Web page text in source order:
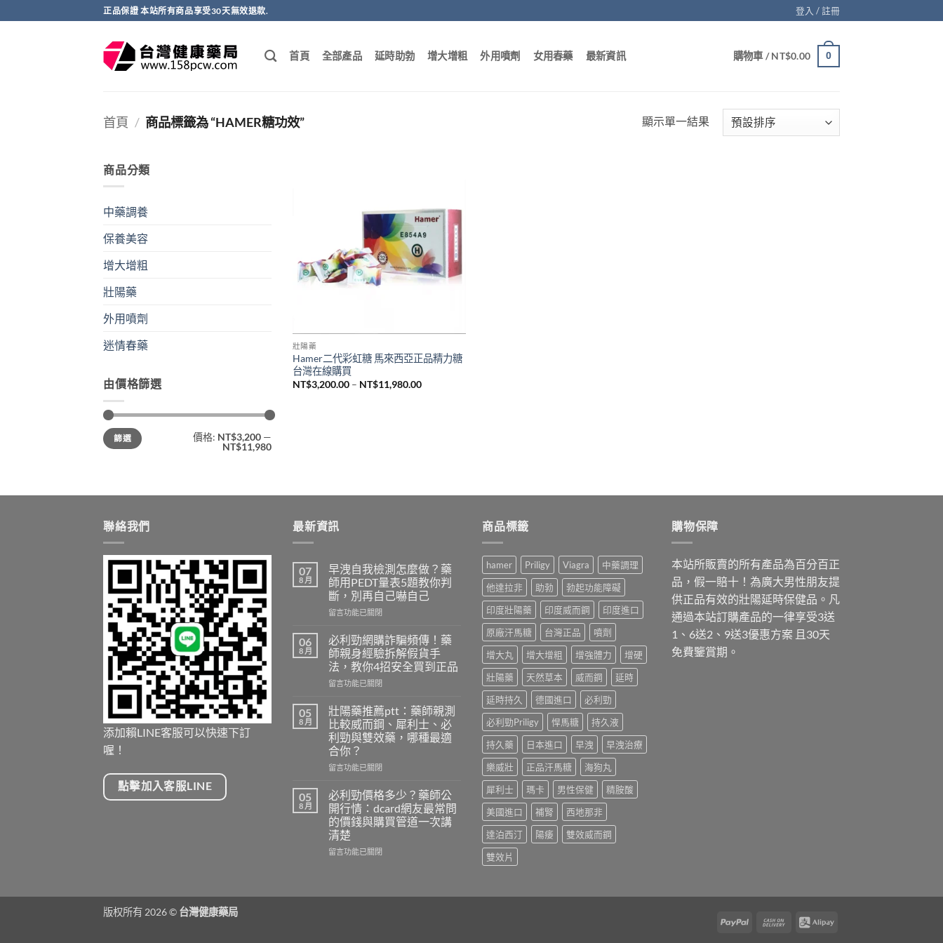
轉
正品保證 本站所有商品享受30天無效退款. 登入 / 註冊
首頁 全部產品 延時助勃 增大增粗 外用噴劑 女用春藥 最新資訊 購物車 /NT$0.00 0
首頁 / 商品標籤為 “HAMER糖功效” 顯示單一結果
商品分類
中藥調養
保養美容
增大增粗
壯陽藥
外用噴劑
迷情春藥
由價格篩選
最
低
價
最
高
價
篩選 價格: NT$3,200 —
NT$11,980
壯陽藥
Hamer二代彩虹糖 馬來西亞正品精力糖
台灣在線購買
NT$3,200.00 – NT$11,980.00價
聯絡我們
添加賴LINE客服可以快速下訂
喔！
點擊加入客服LINE
最新資訊
07
8 月
早洩自我檢測怎麼做？藥
師用PEDT量表5題教你判
斷，別再自己嚇自己
在
洩
自
我
檢
測
麼
做？
藥
師
用
PEDT
表
5
題
教
你
判
自
留言功能已關閉
06
8 月
必利勁網購詐騙頻傳！藥
師親身經驗拆解假貨手
法，教你4招安全買到正品
在
利
勁
網
購
詐
騙
傳！
藥
師
親
身
經
假
留言功能已關閉
05
8 月
壯陽藥推薦ptt：藥師親測
比較威而鋼、犀利士、必
利勁與雙效藥，哪種最適
合你？
在
陽
藥
推
薦
ptt：
藥
比
留言功能已關閉
05
8 月
必利勁價格多少？藥師公
開行情：dcard網友最常問
的價錢與購買管道一次講
清楚
在
價
留言功能已關閉
商品標籤
hamer Priligy Viagra
中藥調理
他達拉非
助勃
勃起功能障礙
印度壯陽藥
印度威而鋼
印度進口
原廠汗馬糖
台灣正品
噴劑
增大丸
增大增粗 增強體力
增硬
壯陽藥
天然草本 威而鋼
延時
延時持久
德國進口
必利勁
必利勁Priligy
悍馬糖
持久液
持久藥
日本進口 早洩
早洩治療
樂威壯
正品汗馬糖
海狗丸
犀利士
瑪卡 男性保健
精胺酸
美國進口
補腎
西地那非
達泊西汀
陽痿
雙效威而鋼
雙效片
購物保障
本站所販賣的所有產品為百分百正
品，假一賠十！為廣大男性朋友提
供正品有效的壯陽延時保健品。凡
通過本站訂購產品的一律享受3送
1、6送2、9送3優惠方案 且30天
免費鑒賞期。
PayPal
Cash
Alipay
版权所有 2026 © 台灣健康藥局